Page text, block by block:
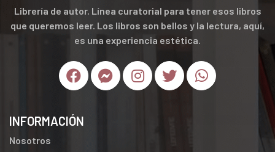
Librería de autor. Línea curatorial para tener esos libros
que queremos leer. Los libros son bellos y la lectura, aquí,
es una experiencia estética.
INFORMACIÓN
Nosotros